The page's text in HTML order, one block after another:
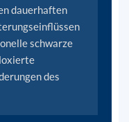
dauerhaften
schwarze
des